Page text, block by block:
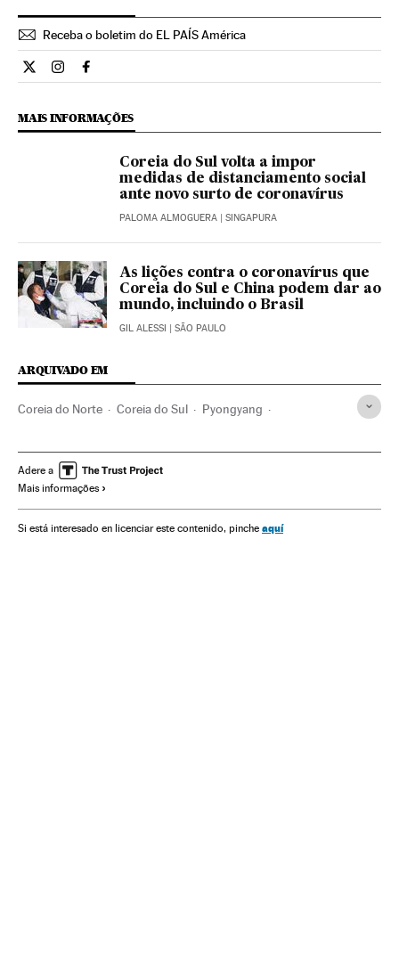
Receba o boletim do EL PAÍS América
Internacional El País Brasil en Twitter
Internacional El País Brasil en Instagram
Internacional El País Brasil en Facebook
MAIS INFORMAÇÕES
Coreia do Sul volta a impor
medidas de distanciamento social
ante novo surto de coronavírus
PALOMA ALMOGUERA | SINGAPURA
As lições contra o coronavírus que
Coreia do Sul e China podem dar ao
mundo, incluindo o Brasil
GIL ALESSI | SÃO PAULO
ARQUIVADO EM
Coreia do Norte Coreia do Sul Pyongyang
Relações exteriores Fronteiras
Adere a
Mais informações
Si está interesado en licenciar este contenido, pinche aquí